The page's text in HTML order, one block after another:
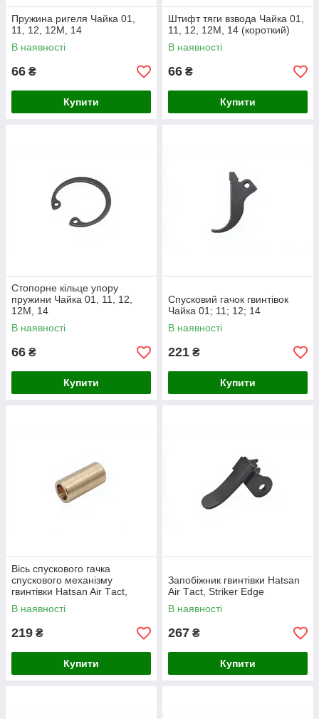
Пружина ригеля Чайка 01,
11, 12, 12М, 14
В наявності
66 ₴
Купити
Штифт тяги взвода Чайка 01,
11, 12, 12М, 14 (короткий)
В наявності
66 ₴
Купити
Стопорне кільце упору
пружини Чайка 01, 11, 12,
12М, 14
В наявності
66 ₴
Купити
Спусковий гачок гвинтівок
Чайка 01; 11; 12; 14
В наявності
221 ₴
Купити
Вісь спускового гачка
спускового механізму
гвинтівки Hatsan Air Тact,
Hatsan Striker нового зразка
В наявності
219 ₴
Купити
Запобіжник гвинтівки Hatsan
Air Тact, Striker Edge
В наявності
267 ₴
Купити